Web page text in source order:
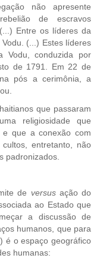
não apresente
de escravos
Entre os líderes da
(...) Estes líderes
Vodu, conduzida por
de 1791. Em 22 de
pós a cerimônia, a
que passaram
religiosidade que
e que a conexão com
entretanto, não
padronizados.
de versusação do
ao Estado que
a discussão de
humanos, que para
é o espaço geográfico
humanas: